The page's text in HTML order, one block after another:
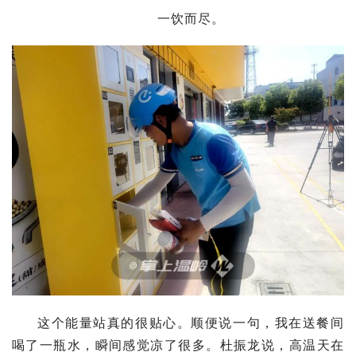
一饮而尽。
这个能量站真的很贴心。顺便说一句，我在送餐间
喝了一瓶水，瞬间感觉凉了很多。杜振龙说，高温天在